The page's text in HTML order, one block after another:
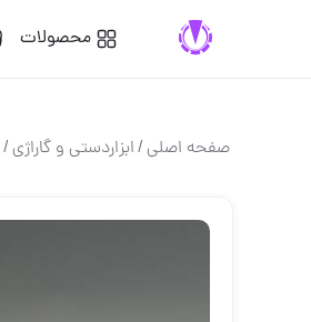
محصولات
صفحه اصلی/ابزاردستی و گاراژی/